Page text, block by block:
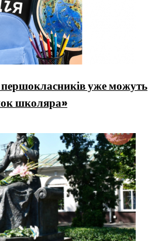
уже можуть
школяра»